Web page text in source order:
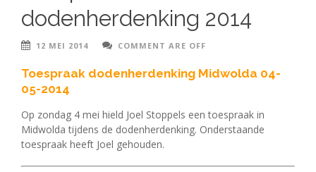
dodenherdenking 2014
12 MEI 2014 COMMENT ARE OFF
Toespraak dodenherdenking Midwolda 04-
05-2014
Op zondag 4 mei hield Joel Stoppels een toespraak in
Midwolda tijdens de dodenherdenking. Onderstaande
toespraak heeft Joel gehouden.